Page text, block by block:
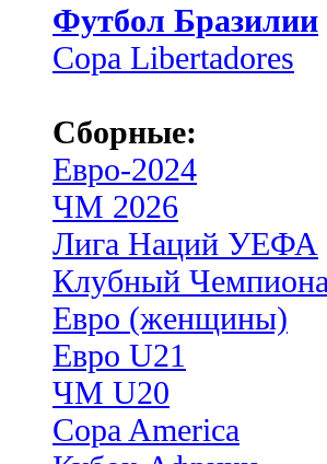
Футбол Бразилии
Copa Libertadores
Сборные:
Евро-2024
ЧМ 2026
Лига Наций УЕФА
Клубный
Евро (женщины)
Евро U21
ЧМ U20
Copa America